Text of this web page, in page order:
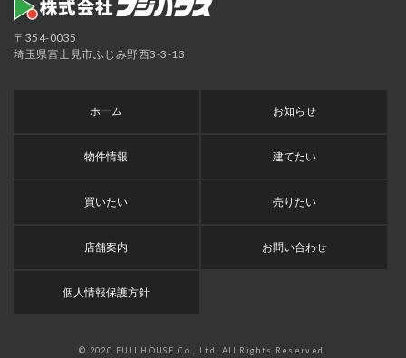
〒354-0035
埼玉県富士見市ふじみ野西3-3-13
ホーム お知らせ
物件情報 建てたい
買いたい 売りたい
店舗案内 お問い合わせ
個人情報保護方針
© 2020 FUJI HOUSE Co., Ltd. All Rights Reserved.